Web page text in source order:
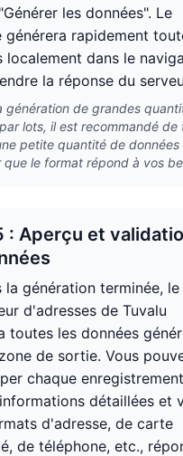
les données". Le
générera rapidement
localement dans le
la réponse du
génération de grandes
lots, il est recommandé de
petite quantité de données
que le format répond à vos
: Aperçu et
la génération terminée, le
d'adresses de Tuvalu
toutes les données
de sortie. Vous
chaque
détaillées et
d'adresse, de carte
de téléphone, etc.,